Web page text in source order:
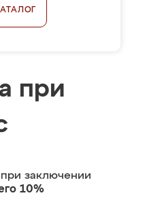
при
при заключении
10%